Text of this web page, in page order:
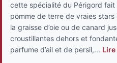
cette spécialité du Périgord fait
pomme de terre de vraies stars
la graisse d’oie ou de canard
croustillantes dehors et
parfume d’ail et de persil,...